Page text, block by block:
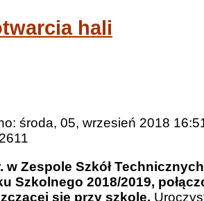
hali
środa, 05, wrzesień 2018
w Zespole Szkół
Szkolnego 2018/2019,
się przy szkole.